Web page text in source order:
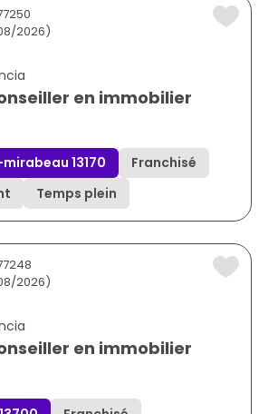
2026)
en immobilier
13170
Franchisé
Temps plein
2026)
en immobilier